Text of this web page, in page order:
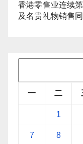
香港零售业连续
及名贵礼物销售
一 二
1
7 8